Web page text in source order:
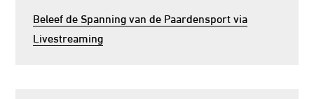
Beleef de Spanning van de Paardensport via
Livestreaming